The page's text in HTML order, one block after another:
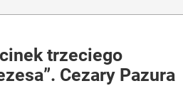
trzeciego
Cezary Pazura